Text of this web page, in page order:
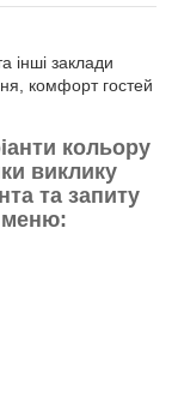
інші заклади
комфорт гостей
кольору
виклику
та запиту
меню: